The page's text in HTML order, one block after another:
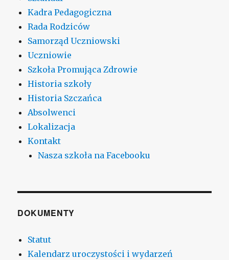
Kadra Pedagogiczna
Rada Rodziców
Samorząd Uczniowski
Uczniowie
Szkoła Promująca Zdrowie
Historia szkoły
Historia Szczańca
Absolwenci
Lokalizacja
Kontakt
Nasza szkoła na Facebooku
DOKUMENTY
Statut
Kalendarz uroczystości i wydarzeń